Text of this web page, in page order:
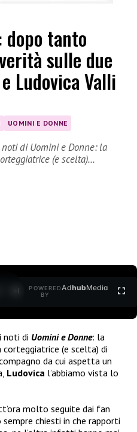
dopo tanto
sulle due
Ludovica Valli
UOMINI E DONNE
di Uomini e Donne: la
(e scelta)…
POWERED
BY
AdhubMedia
noti di Uomini e Donne: la
(e scelta) di
da cui aspetta un
Ludovica l’abbiamo vista lo
molto seguite dai fan
chiesti in che rapporti